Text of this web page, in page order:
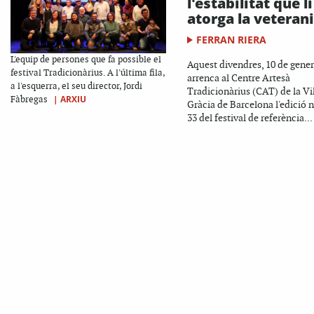
L'equip de persones que fa possible el
festival Tradicionàrius. A l'última fila,
a l'esquerra, el seu director, Jordi
Fàbregas
| ARXIU
atorga la
FERRAN RIERA
Aquest divendres, 10 de
arrenca al Centre Artesà
Tradicionàrius (CAT) de la
Gràcia de Barcelona l'edició
33 del festival de referència...